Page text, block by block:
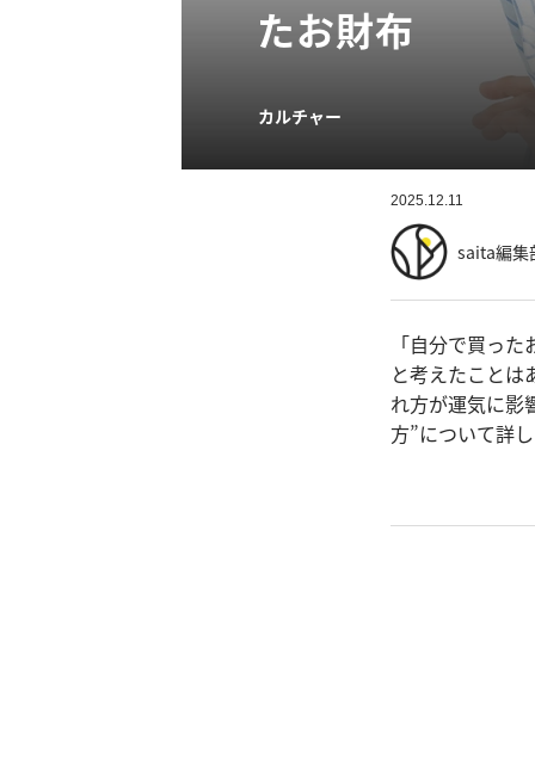
たお財布
カルチャー
2025.12.11
saita編集
「自分で買っ
と考えたこと
れ方が運気に影
方”について詳